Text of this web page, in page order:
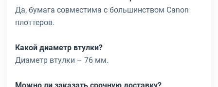
Да, бумага совместима с большинством Canon
плоттеров.
Какой диаметр втулки?
Диаметр втулки – 76 мм.